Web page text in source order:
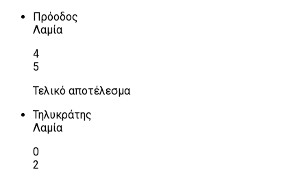
Πρόοδος
Λαμία
4
5
Τελικό αποτέλεσμα
Τηλυκράτης
Λαμία
0
2